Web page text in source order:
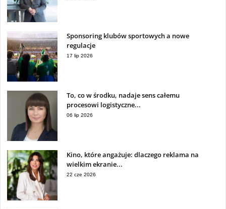
Sponsoring klubów sportowych a nowe
regulacje
17 lip 2026
To, co w środku, nadaje sens całemu
procesowi logistyczne...
06 lip 2026
Kino, które angażuje: dlaczego reklama na
wielkim ekranie...
22 cze 2026